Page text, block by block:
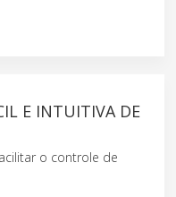
E INTUITIVA DE
o controle de